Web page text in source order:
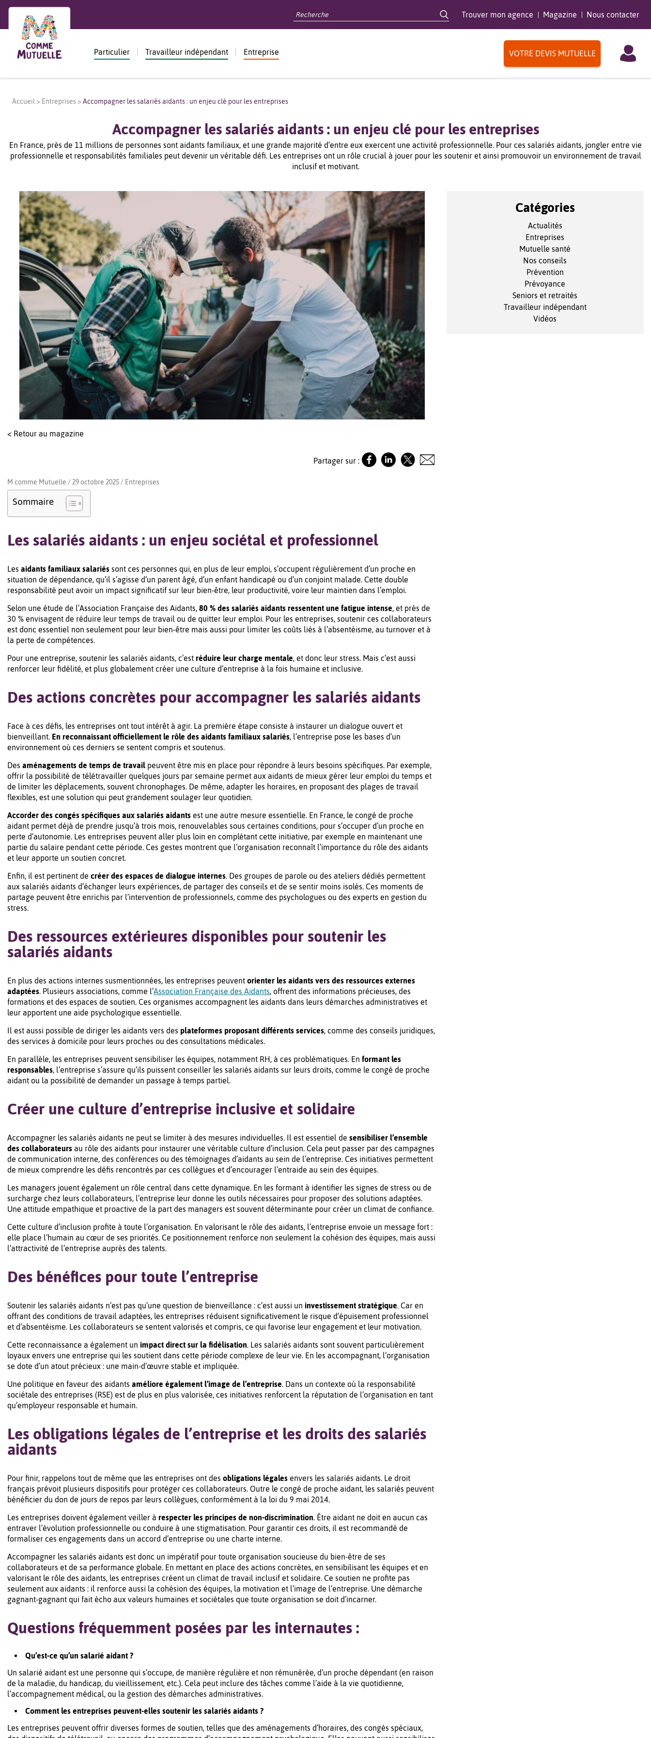
Trouver mon agence Magazine Nous contacter
Particulier Travailleur indépendant Entreprise VOTRE DEVIS MUTUELLE
Accueil > Entreprises> Accompagner les salariés aidants : un enjeu clé pour les entreprises
Accompagner les salariés aidants : un enjeu clé pour les entreprises
En France, près de 11 millions de personnes sont aidants familiaux, et une grande majorité d’entre eux exercent une activité professionnelle. Pour ces salariés aidants, jongler entre vie
professionnelle et responsabilités familiales peut devenir un véritable défi. Les entreprises ont un rôle crucial à jouer pour les soutenir et ainsi promouvoir un environnement de travail
inclusif et motivant.
< Retour au magazine
Partager sur :
M comme Mutuelle / 29 octobre 2025 / Entreprises
Sommaire
Les salariés aidants : un enjeu sociétal et professionnel
Les aidants familiaux salariés sont ces personnes qui, en plus de leur emploi, s’occupent régulièrement d’un proche en
situation de dépendance, qu’il s’agisse d’un parent âgé, d’un enfant handicapé ou d’un conjoint malade. Cette double
responsabilité peut avoir un impact significatif sur leur bien-être, leur productivité, voire leur maintien dans l’emploi.
Selon une étude de l’Association Française des Aidants, 80 % des salariés aidants ressentent une fatigue intense, et près de
30 % envisagent de réduire leur temps de travail ou de quitter leur emploi. Pour les entreprises, soutenir ces collaborateurs
est donc essentiel non seulement pour leur bien-être mais aussi pour limiter les coûts liés à l’absentéisme, au turnover et à
la perte de compétences.
Pour une entreprise, soutenir les salariés aidants, c’est réduire leur charge mentale, et donc leur stress. Mais c’est aussi
renforcer leur fidélité, et plus globalement créer une culture d’entreprise à la fois humaine et inclusive.
Des actions concrètes pour accompagner les salariés aidants
Face à ces défis, les entreprises ont tout intérêt à agir. La première étape consiste à instaurer un dialogue ouvert et
bienveillant. En reconnaissant officiellement le rôle des aidants familiaux salariés, l’entreprise pose les bases d’un
environnement où ces derniers se sentent compris et soutenus.
Des aménagements de temps de travail peuvent être mis en place pour répondre à leurs besoins spécifiques. Par exemple,
offrir la possibilité de télétravailler quelques jours par semaine permet aux aidants de mieux gérer leur emploi du temps et
de limiter les déplacements, souvent chronophages. De même, adapter les horaires, en proposant des plages de travail
flexibles, est une solution qui peut grandement soulager leur quotidien.
Accorder des congés spécifiques aux salariés aidants est une autre mesure essentielle. En France, le congé de proche
aidant permet déjà de prendre jusqu’à trois mois, renouvelables sous certaines conditions, pour s’occuper d’un proche en
perte d’autonomie. Les entreprises peuvent aller plus loin en complétant cette initiative, par exemple en maintenant une
partie du salaire pendant cette période. Ces gestes montrent que l’organisation reconnaît l’importance du rôle des aidants
et leur apporte un soutien concret.
Enfin, il est pertinent de créer des espaces de dialogue internes. Des groupes de parole ou des ateliers dédiés permettent
aux salariés aidants d’échanger leurs expériences, de partager des conseils et de se sentir moins isolés. Ces moments de
partage peuvent être enrichis par l’intervention de professionnels, comme des psychologues ou des experts en gestion du
stress.
Des ressources extérieures disponibles pour soutenir les
salariés aidants
En plus des actions internes susmentionnées, les entreprises peuvent orienter les aidants vers des ressources externes
adaptées. Plusieurs associations, comme l’Association Française des Aidants, offrent des informations précieuses, des
formations et des espaces de soutien. Ces organismes accompagnent les aidants dans leurs démarches administratives et
leur apportent une aide psychologique essentielle.
Il est aussi possible de diriger les aidants vers des plateformes proposant différents services, comme des conseils juridiques,
des services à domicile pour leurs proches ou des consultations médicales.
En parallèle, les entreprises peuvent sensibiliser les équipes, notamment RH, à ces problématiques. En formant les
responsables, l’entreprise s’assure qu’ils puissent conseiller les salariés aidants sur leurs droits, comme le congé de proche
aidant ou la possibilité de demander un passage à temps partiel.
Créer une culture d’entreprise inclusive et solidaire
Accompagner les salariés aidants ne peut se limiter à des mesures individuelles. Il est essentiel de sensibiliser l’ensemble
des collaborateurs au rôle des aidants pour instaurer une véritable culture d’inclusion. Cela peut passer par des campagnes
de communication interne, des conférences ou des témoignages d’aidants au sein de l’entreprise. Ces initiatives permettent
de mieux comprendre les défis rencontrés par ces collègues et d’encourager l’entraide au sein des équipes.
Les managers jouent également un rôle central dans cette dynamique. En les formant à identifier les signes de stress ou de
surcharge chez leurs collaborateurs, l’entreprise leur donne les outils nécessaires pour proposer des solutions adaptées.
Une attitude empathique et proactive de la part des managers est souvent déterminante pour créer un climat de confiance.
Cette culture d’inclusion profite à toute l’organisation. En valorisant le rôle des aidants, l’entreprise envoie un message fort :
elle place l’humain au cœur de ses priorités. Ce positionnement renforce non seulement la cohésion des équipes, mais aussi
l’attractivité de l’entreprise auprès des talents.
Des bénéfices pour toute l’entreprise
Soutenir les salariés aidants n’est pas qu’une question de bienveillance : c’est aussi un investissement stratégique. Car en
offrant des conditions de travail adaptées, les entreprises réduisent significativement le risque d’épuisement professionnel
et d’absentéisme. Les collaborateurs se sentent valorisés et compris, ce qui favorise leur engagement et leur motivation.
Cette reconnaissance a également un impact direct sur la fidélisation. Les salariés aidants sont souvent particulièrement
loyaux envers une entreprise qui les soutient dans cette période complexe de leur vie. En les accompagnant, l’organisation
se dote d’un atout précieux : une main-d’œuvre stable et impliquée.
Une politique en faveur des aidants améliore également l’image de l’entreprise. Dans un contexte où la responsabilité
sociétale des entreprises (RSE) est de plus en plus valorisée, ces initiatives renforcent la réputation de l’organisation en tant
qu’employeur responsable et humain.
Les obligations légales de l’entreprise et les droits des salariés
aidants
Pour finir, rappelons tout de même que les entreprises ont des obligations légales envers les salariés aidants. Le droit
français prévoit plusieurs dispositifs pour protéger ces collaborateurs. Outre le congé de proche aidant, les salariés peuvent
bénéficier du don de jours de repos par leurs collègues, conformément à la loi du 9 mai 2014.
Les entreprises doivent également veiller à respecter les principes de non-discrimination. Être aidant ne doit en aucun cas
entraver l’évolution professionnelle ou conduire à une stigmatisation. Pour garantir ces droits, il est recommandé de
formaliser ces engagements dans un accord d’entreprise ou une charte interne.
Accompagner les salariés aidants est donc un impératif pour toute organisation soucieuse du bien-être de ses
collaborateurs et de sa performance globale. En mettant en place des actions concrètes, en sensibilisant les équipes et en
valorisant le rôle des aidants, les entreprises créent un climat de travail inclusif et solidaire. Ce soutien ne profite pas
seulement aux aidants : il renforce aussi la cohésion des équipes, la motivation et l’image de l’entreprise. Une démarche
gagnant-gagnant qui fait écho aux valeurs humaines et sociétales que toute organisation se doit d’incarner.
Questions fréquemment posées par les internautes :
Qu’est-ce qu’un salarié aidant ?
Un salarié aidant est une personne qui s’occupe, de manière régulière et non rémunérée, d’un proche dépendant (en raison
de la maladie, du handicap, du vieillissement, etc.). Cela peut inclure des tâches comme l’aide à la vie quotidienne,
l’accompagnement médical, ou la gestion des démarches administratives.
Comment les entreprises peuvent-elles soutenir les salariés aidants ?
Les entreprises peuvent offrir diverses formes de soutien, telles que des aménagements d’horaires, des congés spéciaux,
Catégories
Actualités
Entreprises
Mutuelle santé
Nos conseils
Prévention
Prévoyance
Seniors et retraités
Travailleur indépendant
Vidéos